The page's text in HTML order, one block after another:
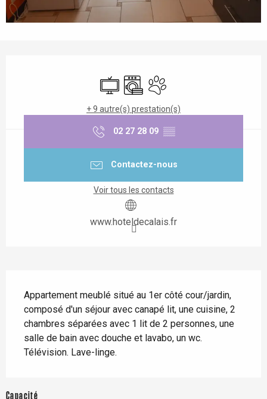
TélévisionLave lingeAnimaux acceptés
+ 9 autre(s) prestation(s)
02 27 28 09 ▒▒
Contactez-nous
Voir tous les contacts
www.hoteldecalais.fr
Appartement meublé situé au 1er côté cour/jardin,
composé d'un séjour avec canapé lit, une cuisine, 2
chambres séparées avec 1 lit de 2 personnes, une
salle de bain avec douche et lavabo, un wc.
Télévision. Lave-linge.
Capacité